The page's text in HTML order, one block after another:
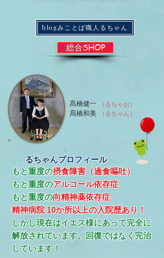
blogみことば職人るちゃん
総合SHOP
（るちゃお）
（るちゃん）
髙橋健一
髙橋和美
るちゃんプロフィール
もと重度の摂食障害（過食嘔吐）
もと重度のアルコール依存症
​もと重度の向精神薬依存症
精神病院 10か所以上の入院歴あり！
​しかし現在はイエス様にあって完全に
解放されています。回復ではなく完治
しています！